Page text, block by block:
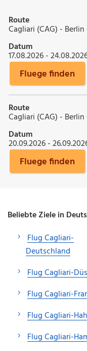
Route
Cagliari (CAG) - Berlin
Datum
17.08.2026 -
Fluege finden
Route
Cagliari (CAG) - Berlin
Datum
20.09.2026 -
Fluege finden
Beliebte Ziele in
Flug Cagliari-
Deutschland
Flug Cagliari-
Flug Cagliari-
Flug Cagliari-
Flug Cagliari-